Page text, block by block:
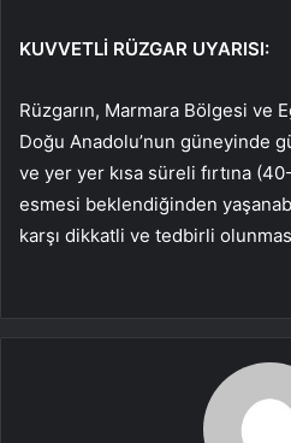
KUVVETLİ RÜZGAR UYARISI:
Rüzgarın, Marmara Bölgesi ve
Doğu Anadolu’nun güneyinde
ve yer yer kısa süreli fırtına
esmesi beklendiğinden
karşı dikkatli ve tedbirli